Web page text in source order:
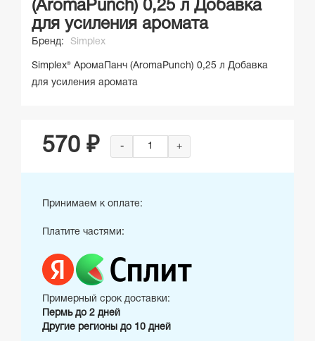
(AromaPunch) 0,25 л Добавка
для усиления аромата
Бренд: Simplex
Simplex® АромаПанч (AromaPunch) 0,25 л Добавка
для усиления аромата
570 ₽ - +
Принимаем к оплате:
Платите частями:
Примерный срок доставки:
Пермь до 2 дней
Другие регионы до 10 дней